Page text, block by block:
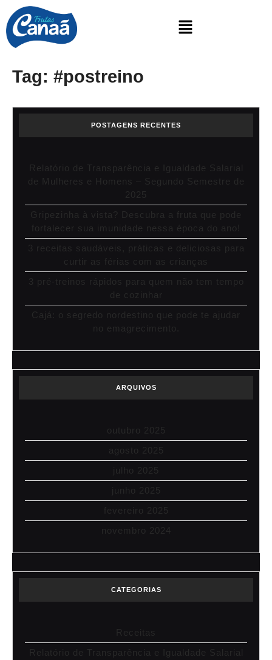
Tag: #postreino
POSTAGENS RECENTES
Relatório de Transparência e Igualdade Salarial
de Mulheres e Homens – Segundo Semestre de
2025
Gripezinha à vista? Descubra a fruta que pode
fortalecer sua imunidade nessa época do ano!
3 receitas saudáveis, práticas e deliciosas para
curtir as férias com as crianças
3 pré-treinos rápidos para quem não tem tempo
de cozinhar
Cajá: o segredo nordestino que pode te ajudar
no emagrecimento.
ARQUIVOS
outubro 2025
agosto 2025
julho 2025
junho 2025
fevereiro 2025
novembro 2024
CATEGORIAS
Receitas
Relatório de Transparência e Igualdade Salarial